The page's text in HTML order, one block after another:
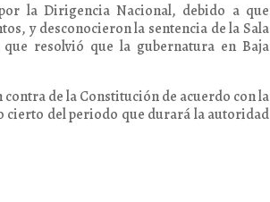
la Dirigencia Nacional, debido a que
y desconocieron la sentencia de la Sala
resolvió que la gubernatura en Baja
de la Constitución de acuerdo con la
cierto del periodo que durará la autoridad